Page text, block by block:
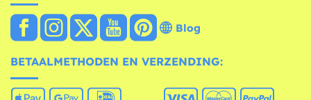
Blog
BETAALMETHODEN EN VERZENDING: